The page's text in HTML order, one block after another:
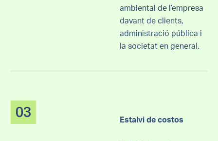
ambiental de l’empresa
davant de clients,
administració pública i
la societat en general.
03 Estalvi de costos